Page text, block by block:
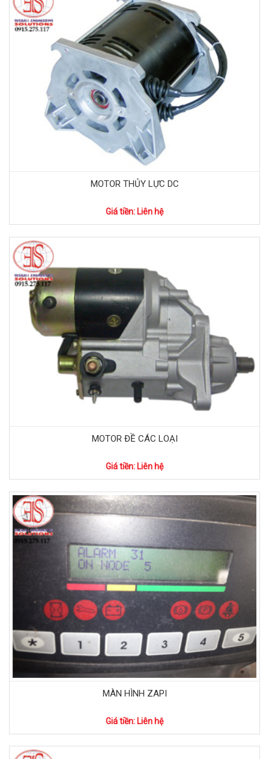
MOTOR THỦY LỰC DC
Giá tiền: Liên hệ
MOTOR ĐỀ CÁC LOẠI
Giá tiền: Liên hệ
MÀN HÌNH ZAPI
Giá tiền: Liên hệ